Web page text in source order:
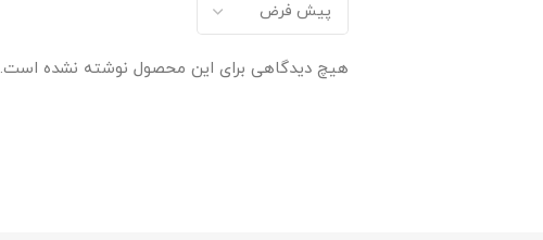
هیچ دیدگاهی برای این محصول نوشته نشده است.